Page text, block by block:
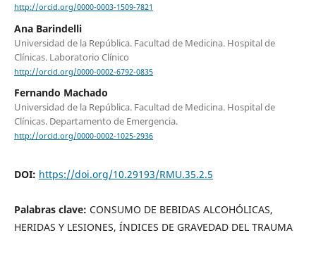
http://orcid.org/0000-0003-1509-7821
Ana Barindelli
Universidad de la República. Facultad de Medicina. Hospital de
Clínicas. Laboratorio Clínico
http://orcid.org/0000-0002-6792-0835
Fernando Machado
Universidad de la República. Facultad de Medicina. Hospital de
Clínicas. Departamento de Emergencia.
http://orcid.org/0000-0002-1025-2936
DOI: https://doi.org/10.29193/RMU.35.2.5
Palabras clave: CONSUMO DE BEBIDAS ALCOHÓLICAS,
HERIDAS Y LESIONES, ÍNDICES DE GRAVEDAD DEL TRAUMA